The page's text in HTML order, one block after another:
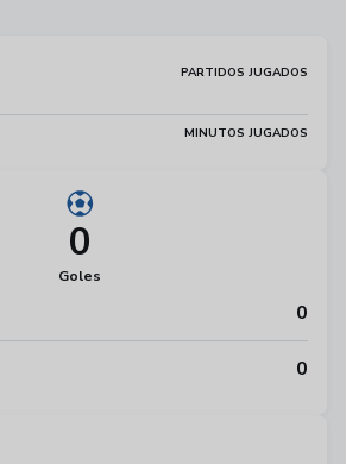
PARTIDOS JUGADOS
MINUTOS JUGADOS
0
Goles
0
0